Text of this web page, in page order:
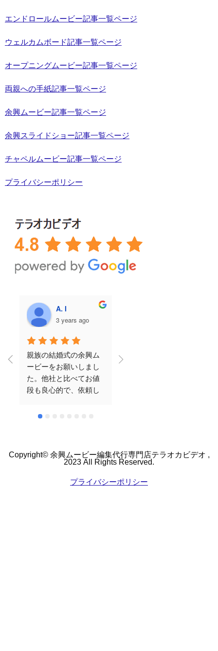
エンドロールムービー記事一覧ページ
ウェルカムボード記事一覧ページ
オープニングムービー記事一覧ページ
両親への手紙記事一覧ページ
余興ムービー記事一覧ページ
余興スライドショー記事一覧ページ
チャペルムービー記事一覧ページ
プライバシーポリシー
A. I
3 years ago
親族の結婚式の余興ム
ービーをお願いしまし
た。他社と比べてお値
段も良心的で、依頼し
も短く、クオリティも
が、対応も早く丁寧で
さんにお願いして本当
で一生忘れられない思
がとございます。
Copyright© 余興ムービー編集代行専門店テラオカビデオ ,
2023 All Rights Reserved.
プライバシーポリシー